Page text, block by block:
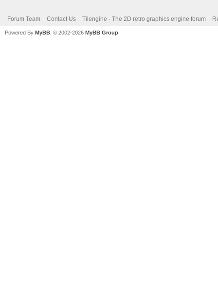
Forum Team Contact Us Tilengine - The 2D retro graphics engine forum
Powered By MyBB , © 2002-2026 MyBB Group